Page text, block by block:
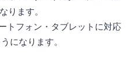
ります。
フォン・タブレットに対応
になります。